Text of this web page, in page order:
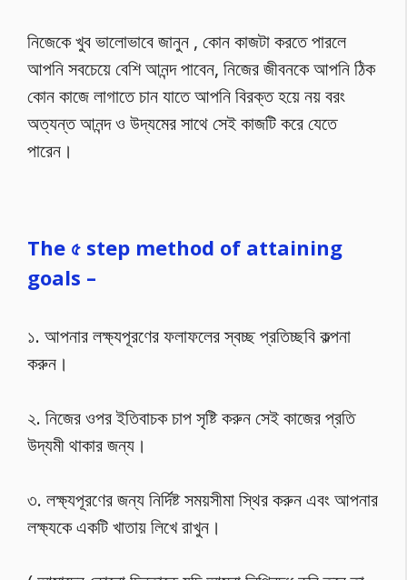
নিজেকে খুব ভালোভাবে জানুন , কোন কাজটা করতে পারলে
আপনি সবচেয়ে বেশি আনন্দ পাবেন, নিজের জীবনকে আপনি ঠিক
কোন কাজে লাগাতে চান যাতে আপনি বিরক্ত হয়ে নয় বরং
অত্যন্ত আনন্দ ও উদ্যমের সাথে সেই কাজটি করে যেতে
পারেন।
The ৫ step method of attaining
goals –
১. আপনার লক্ষ্যপূরণের ফলাফলের স্বচ্ছ প্রতিচ্ছবি কল্পনা
করুন।
২. নিজের ওপর ইতিবাচক চাপ সৃষ্টি করুন সেই কাজের প্রতি
উদ্যমী থাকার জন্য।
৩. লক্ষ্যপূরণের জন্য নির্দিষ্ট সময়সীমা স্থির করুন এবং আপনার
লক্ষ্যকে একটি খাতায় লিখে রাখুন।